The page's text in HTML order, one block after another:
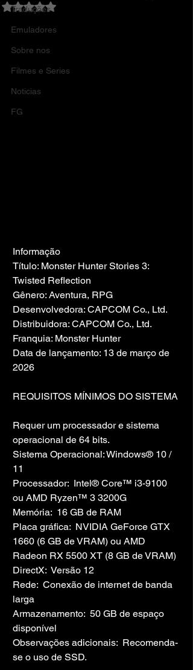
Traduções
Emuladores
Sobre nos
Filmes e Series
Noticias
FG
Avaliado com NaN de 5 estrelas.
Informação
Título: Monster Hunter Stories 3:
Twisted Reflection
Gênero: Aventura, RPG
Desenvolvedora: CAPCOM Co., Ltd.
Distribuidora: CAPCOM Co., Ltd.
Franquia: Monster Hunter
Data de lançamento: 13 de março de
2026
REQUISITOS MÍNIMOS DO SISTEMA
Requer um processador e sistema
operacional de 64 bits.
Sistema Operacional: Windows® 10 /
11
Processador:  Intel® Core™ i3-9100
ou AMD Ryzen™ 3 3200G
Memória:  16 GB de RAM
Placa gráfica:  NVIDIA GeForce GTX
1660 (6 GB de VRAM) ou AMD
Radeon RX 5500 XT (8 GB de VRAM)
DirectX:  Versão 12
Rede:  Conexão de internet de banda
larga
Armazenamento:  50 GB de espaço
disponível
Observações adicionais:  Recomenda-
se o uso de SSD.